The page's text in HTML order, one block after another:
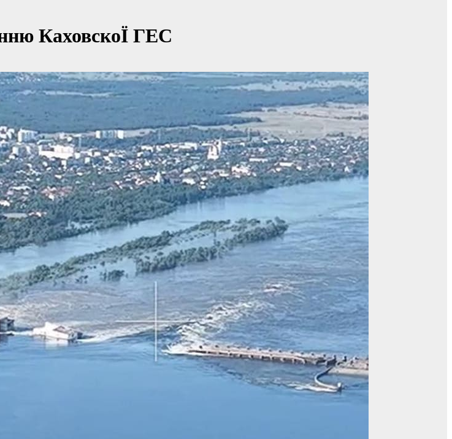
КаховскоЇ ГЕС